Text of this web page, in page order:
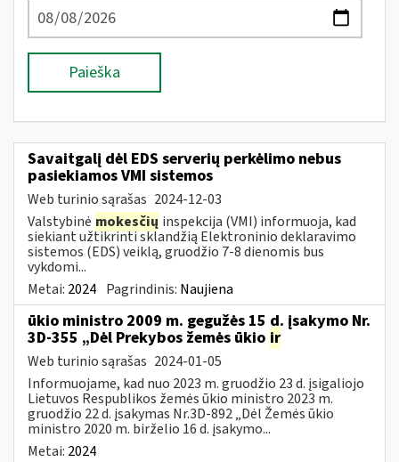
Paieška
Savaitgalį dėl EDS serverių perkėlimo nebus
pasiekiamos VMI sistemos
Web turinio sąrašas 2024-12-03
Valstybinė mokesčių inspekcija (VMI) informuoja, kad
siekiant užtikrinti sklandžią Elektroninio deklaravimo
sistemos (EDS) veiklą, gruodžio 7-8 dienomis bus
vykdomi...
Metai: 2024 Pagrindinis: Naujiena
ūkio ministro 2009 m. gegužės 15 d. įsakymo Nr.
3D-355 „Dėl Prekybos žemės ūkio ir
Web turinio sąrašas 2024-01-05
Informuojame, kad nuo 2023 m. gruodžio 23 d. įsigaliojo
Lietuvos Respublikos žemės ūkio ministro 2023 m.
gruodžio 22 d. įsakymas Nr.3D-892 „Dėl Žemės ūkio
ministro 2020 m. birželio 16 d. įsakymo...
Metai: 2024